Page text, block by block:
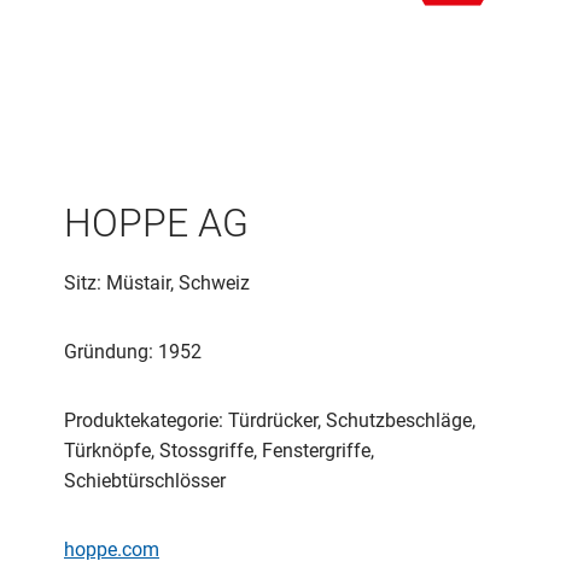
HOPPE AG
Sitz: Müstair, Schweiz
Gründung: 1952
Produktekategorie: Türdrücker, Schutzbeschläge,
Türknöpfe, Stossgriffe, Fenstergriffe,
Schiebtürschlösser
hoppe.com